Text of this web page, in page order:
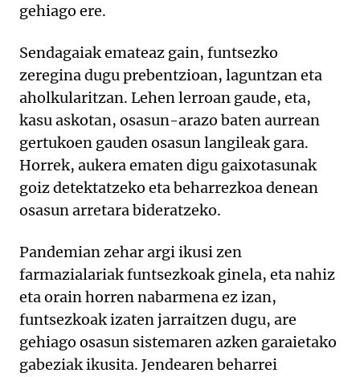
gehiago ere.
Sendagaiak emateaz gain, funtsezko
zeregina dugu prebentzioan, laguntzan eta
aholkularitzan. Lehen lerroan gaude, eta,
kasu askotan, osasun-arazo baten aurrean
gertukoen gauden osasun langileak gara.
Horrek, aukera ematen digu gaixotasunak
goiz detektatzeko eta beharrezkoa denean
osasun arretara bideratzeko.
Pandemian zehar argi ikusi zen
farmazialariak funtsezkoak ginela, eta nahiz
eta orain horren nabarmena ez izan,
funtsezkoak izaten jarraitzen dugu, are
gehiago osasun sistemaren azken garaietako
gabeziak ikusita. Jendearen beharrei